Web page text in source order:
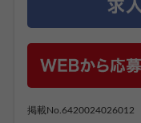
掲載No.6420024026012